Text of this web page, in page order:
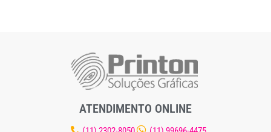
ATENDIMENTO ONLINE